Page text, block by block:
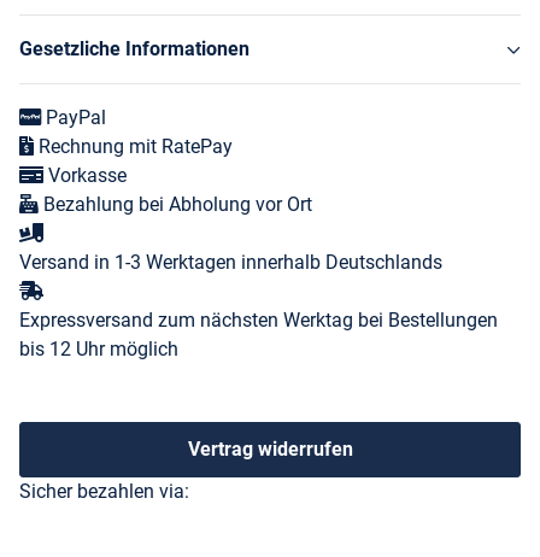
Gesetzliche Informationen
PayPal
Rechnung mit RatePay
Vorkasse
Bezahlung bei Abholung vor Ort
Versand in 1-3 Werktagen innerhalb Deutschlands
Expressversand zum nächsten Werktag bei Bestellungen
bis 12 Uhr möglich
Vertrag widerrufen
Sicher bezahlen via: